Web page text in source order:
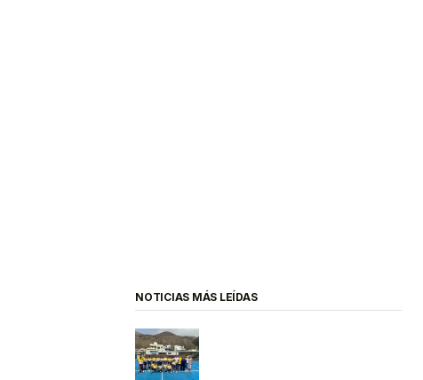
NOTICIAS MÁS LEÍDAS